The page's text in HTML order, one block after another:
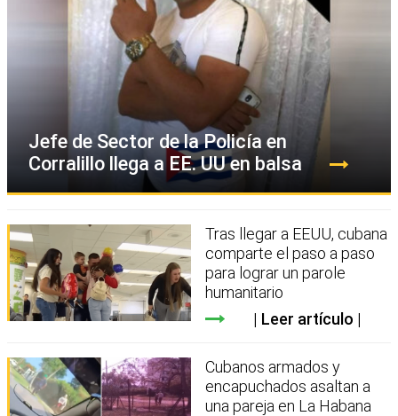
Jefe de Sector de la Policía en
Corralillo llega a EE. UU en balsa
Tras llegar a EEUU, cubana
comparte el paso a paso
para lograr un parole
humanitario
Leer artículo
Cubanos armados y
encapuchados asaltan a
una pareja en La Habana